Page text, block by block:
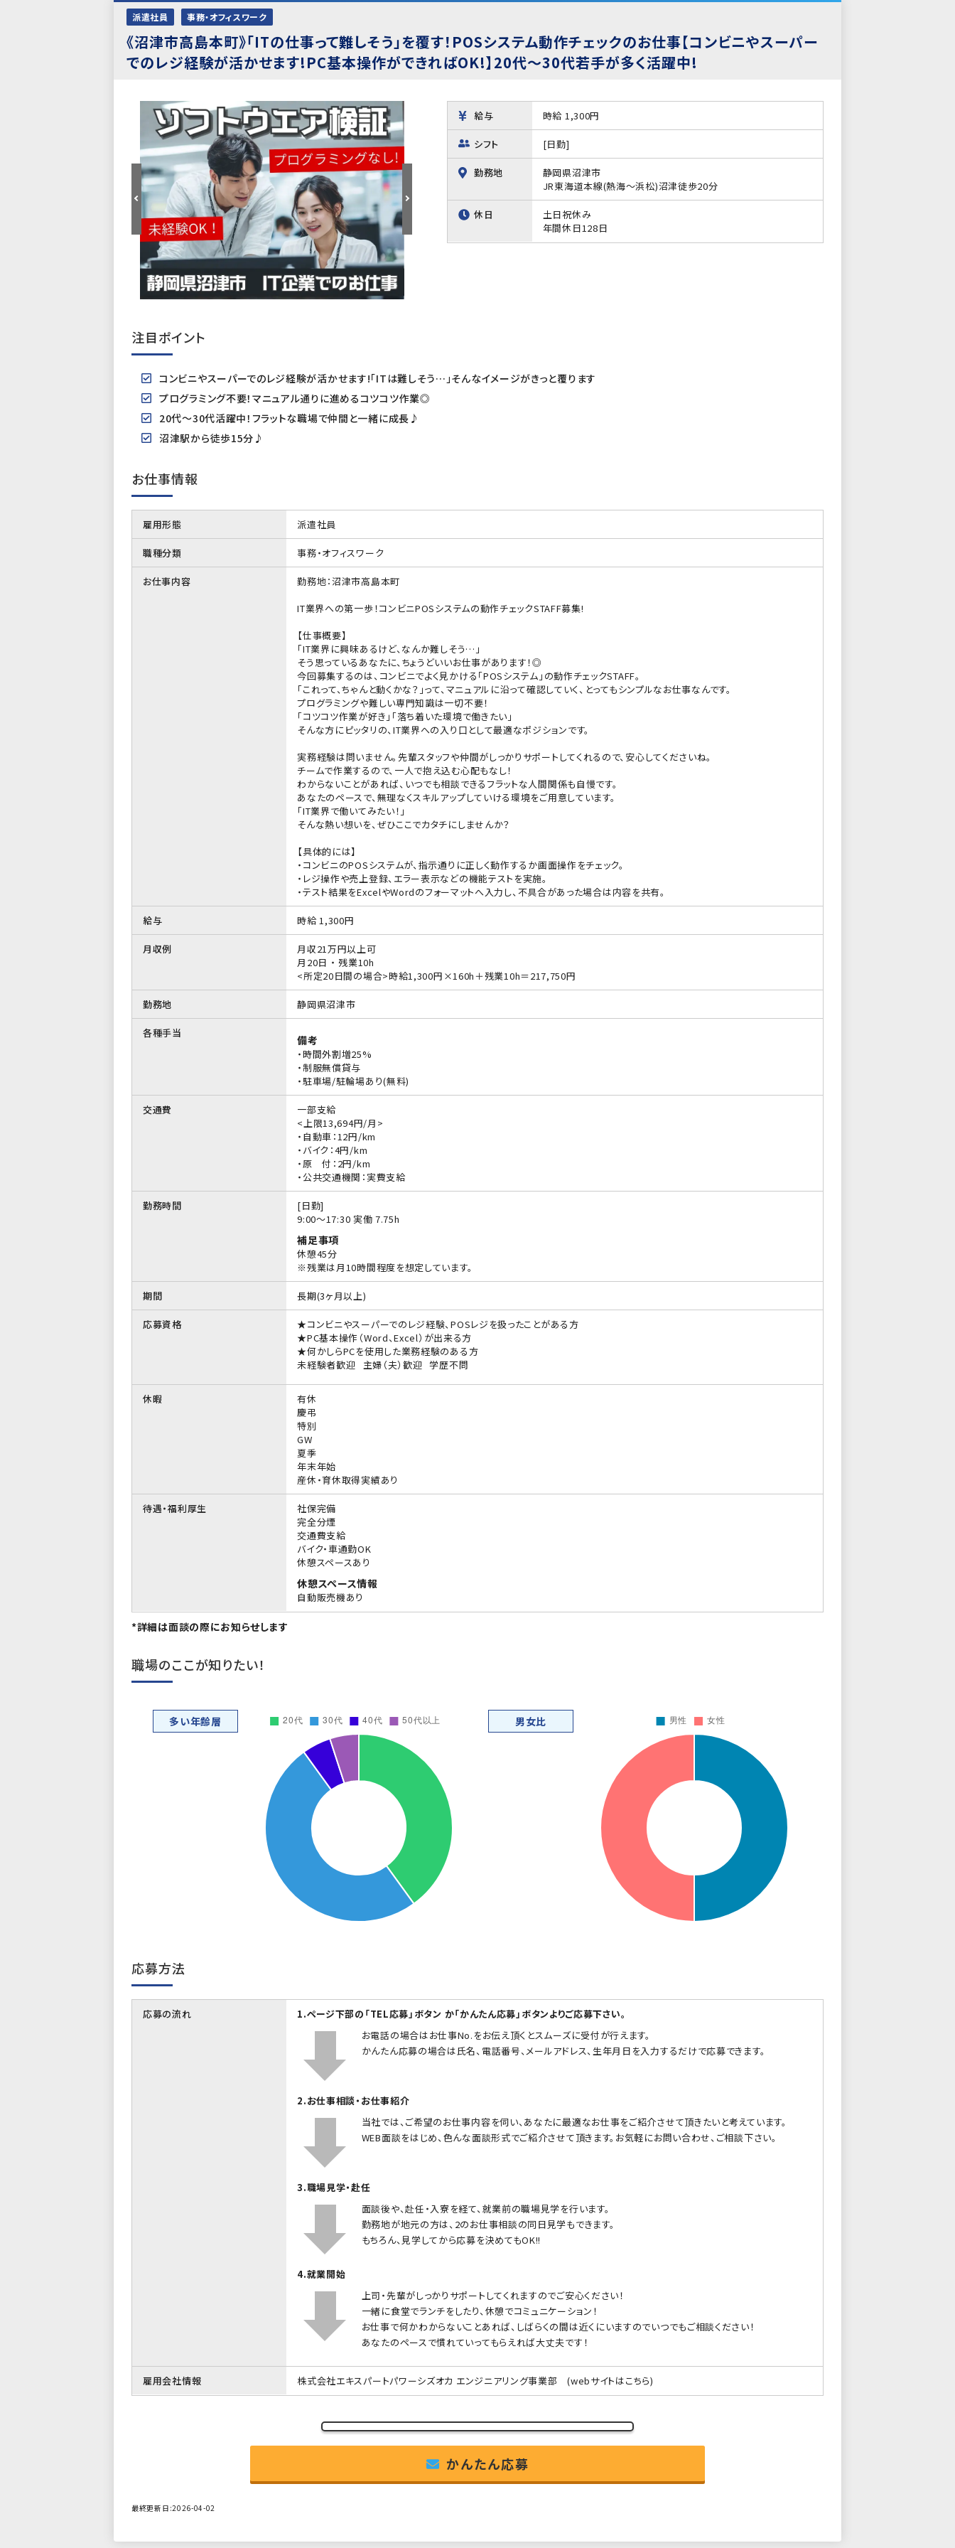
派遣社員 事務・オフィスワーク
《沼津市高島本町》「ITの仕事って難しそう」を覆す！POSシステム動作チェックのお仕事【コンビニやスーパー
でのレジ経験が活かせます!PC基本操作ができればOK!】20代～30代若手が多く活躍中!
給与 時給 1,300円
シフト [日勤]
勤務地
静岡県沼津市
JR東海道本線(熱海～浜松)沼津徒歩20分
休日
土日祝休み
年間休日128日
注目ポイント
コンビニやスーパーでのレジ経験が活かせます!「ITは難しそう…」そんなイメージがきっと覆ります
プログラミング不要！マニュアル通りに進めるコツコツ作業◎
20代～30代活躍中！フラットな職場で仲間と一緒に成長♪
沼津駅から徒歩15分♪
お仕事情報
雇用形態 派遣社員
職種分類 事務・オフィスワーク
お仕事内容
勤務地：沼津市高島本町
IT業界への第一歩！コンビニPOSシステムの動作チェックSTAFF募集!
【仕事概要】
「IT業界に興味あるけど、なんか難しそう…」
そう思っているあなたに、ちょうどいいお仕事があります！◎
今回募集するのは、コンビニでよく見かける「POSシステム」の動作チェックSTAFF。
「これって、ちゃんと動くかな？」って、マニュアルに沿って確認していく、とってもシンプルなお仕事なんです。
プログラミングや難しい専門知識は一切不要！
「コツコツ作業が好き」「落ち着いた環境で働きたい」
そんな方にピッタリの、IT業界への入り口として最適なポジションです。
実務経験は問いません。先輩スタッフや仲間がしっかりサポートしてくれるので、安心してくださいね。
チームで作業するので、一人で抱え込む心配もなし！
わからないことがあれば、いつでも相談できるフラットな人間関係も自慢です。
あなたのペースで、無理なくスキルアップしていける環境をご用意しています。
「IT業界で働いてみたい！」
そんな熱い想いを、ぜひここでカタチにしませんか？
【具体的には】
・コンビニのPOSシステムが、指示通りに正しく動作するか画面操作をチェック。
・レジ操作や売上登録、エラー表示などの機能テストを実施。
・テスト結果をExcelやWordのフォーマットへ入力し、不具合があった場合は内容を共有。
給与 時給 1,300円
月収例
月収21万円以上可
月20日 ・ 残業10h
<所定20日間の場合>時給1,300円×160h＋残業10h＝217,750円
勤務地 静岡県沼津市
各種手当
備考
・時間外割増25%
・制服無償貸与
・駐車場/駐輪場あり(無料)
交通費
一部支給
<上限13,694円/月>
・自動車：12円/km
・バイク：4円/km
・原 付：2円/km
・公共交通機関：実費支給
勤務時間
[日勤]
9:00〜17:30 実働 7.75h
補足事項
休憩45分
※残業は月10時間程度を想定しています。
期間 長期(3ヶ月以上)
応募資格
★コンビニやスーパーでのレジ経験、POSレジを扱ったことがある方
★PC基本操作（Word、Excel）が出来る方
★何かしらPCを使用した業務経験のある方
未経験者歓迎
主婦（夫）歓迎 学歴不問
休暇
有休
慶弔
特別
GW
夏季
年末年始
産休・育休取得実績あり
待遇・福利厚生
社保完備
完全分煙
交通費支給
バイク・車通勤OK
休憩スペースあり
休憩スペース情報
自動販売機あり
*詳細は面談の際にお知らせします
職場のここが知りたい！
多い年齢層 男女比
応募方法
応募の流れ
1.ページ下部の「TEL応募」ボタン か「かんたん応募」ボタンよりご応募下さい。
お電話の場合はお仕事No.をお伝え頂くとスムーズに受付が行えます。
かんたん応募の場合は氏名、電話番号、メールアドレス、生年月日を入力するだけで応募できます。
2.お仕事相談・お仕事紹介
当社では、ご希望のお仕事内容を伺い、あなたに最適なお仕事をご紹介させて頂きたいと考えています。
WEB面談をはじめ、色んな面談形式でご紹介させて頂きます。お気軽にお問い合わせ、ご相談下さい。
3.職場見学・赴任
面談後や、赴任・入寮を経て、就業前の職場見学を行います。
勤務地が地元の方は、2のお仕事相談の同日見学もできます。
もちろん、見学してから応募を決めてもOK!!
4.就業開始
上司・先輩がしっかりサポートしてくれますのでご安心ください！
一緒に食堂でランチをしたり、休憩でコミュニケーション！
お仕事で何かわからないことあれば、しばらくの間は近くにいますのでいつでもご相談ください！
あなたのペースで慣れていってもらえれば大丈夫です！
雇用会社情報 株式会社エキスパートパワーシズオカ エンジニアリング事業部(webサイトはこちら)
かんたん応募
最終更新日:2026-04-02